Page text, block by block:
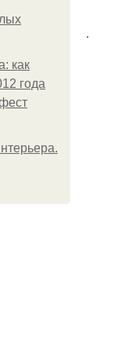
как
года
.